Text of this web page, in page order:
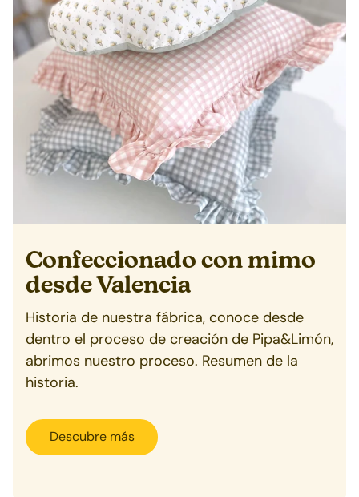
Confeccionado con mimo
desde Valencia
Historia de nuestra fábrica, conoce desde
dentro el proceso de creación de Pipa&Limón,
abrimos nuestro proceso. Resumen de la
historia.
Descubre más